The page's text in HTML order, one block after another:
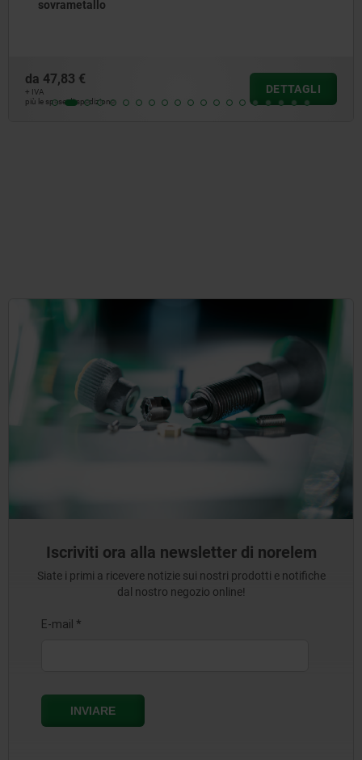
sovrametallo
da 47,83 €
+ IVA
più le spese di spedizione
DETTAGLI
Iscriviti ora alla newsletter di norelem
Siate i primi a ricevere notizie sui nostri prodotti e notifiche
dal nostro negozio online!